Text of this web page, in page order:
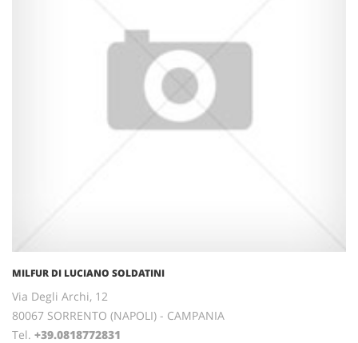
MILFUR DI LUCIANO SOLDATINI
Via Degli Archi, 12
80067 SORRENTO (NAPOLI) - CAMPANIA
Tel. +39.0818772831